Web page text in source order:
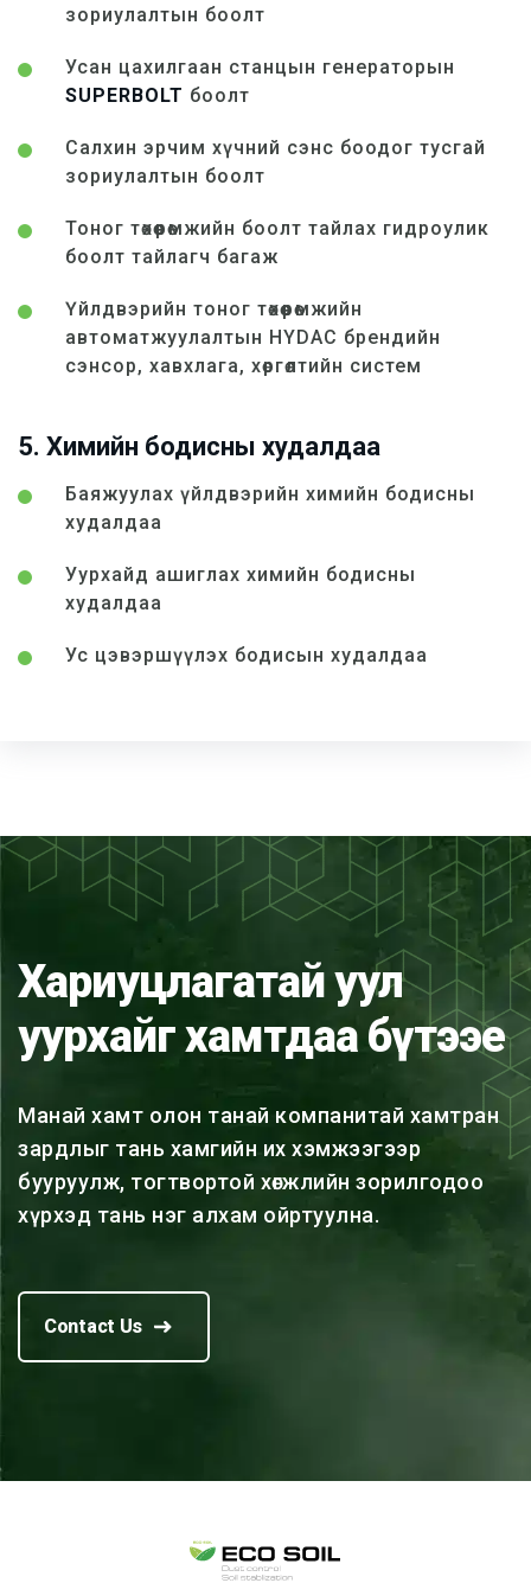
зориулалтын боолт
Усан цахилгаан станцын генераторын
SUPERBOLT боолт
Салхин эрчим хүчний сэнс боодог тусгай
зориулалтын боолт
Тоног төхөөрөмжийн боолт тайлах гидроулик
боолт тайлагч багаж
Үйлдвэрийн тоног төхөөрөмжийн
автоматжуулалтын HYDAC брендийн
сэнсор, хавхлага, хөргөлтийн систем
5. Химийн бодисны худалдаа
Баяжуулах үйлдвэрийн химийн бодисны
худалдаа
Уурхайд ашиглах химийн бодисны
худалдаа
Ус цэвэршүүлэх бодисын худалдаа
Хариуцлагатай уул
уурхайг хамтдаа бүтээе
Манай хамт олон танай компанитай хамтран
зардлыг тань хамгийн их хэмжээгээр
бууруулж, тогтвортой хөгжлийн зорилгодоо
хүрхэд тань нэг алхам ойртуулна.
Contact Us